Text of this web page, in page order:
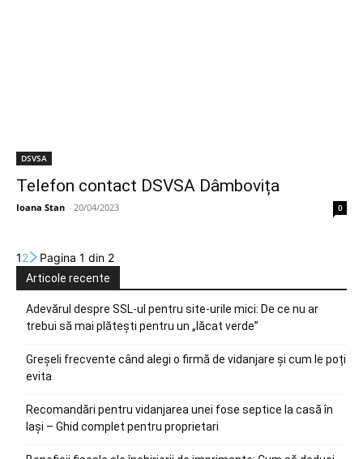
DSVSA
Telefon contact DSVSA Dâmbovița
Ioana Stan - 20/04/2023 0
12 Pagina 1 din 2
Articole recente
Adevărul despre SSL-ul pentru site-urile mici: De ce nu ar
trebui să mai plătești pentru un „lăcat verde”
Greșeli frecvente când alegi o firmă de vidanjare și cum le poți
evita
Recomandări pentru vidanjarea unei fose septice la casă în
Iași – Ghid complet pentru proprietari